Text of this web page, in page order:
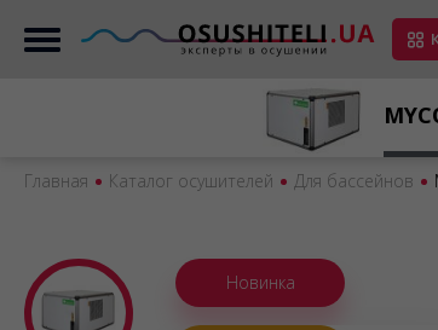
Главная Каталог осушителей Для бассейнов
Новинка